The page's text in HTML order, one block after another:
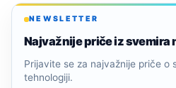
NEWSLETTER
Najvažnije priče iz svemira
Prijavite se za najvažnije priče o
tehnologiji.